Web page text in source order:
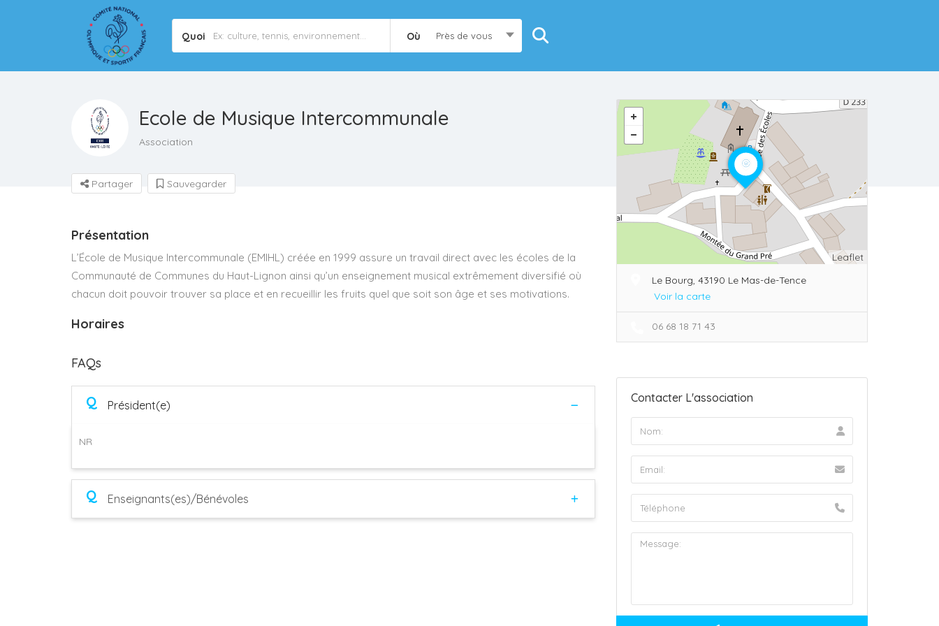
Quoi Où Près de vous
Ecole de Musique Intercommunale
Association
Partager Sauvegarder
Présentation
L’École de Musique Intercommunale (EMIHL) créée en 1999 assure un travail direct avec les écoles de la
Communauté de Communes du Haut-Lignon ainsi qu’un enseignement musical extrêmement diversifié où
chacun doit pouvoir trouver sa place et en recueillir les fruits quel que soit son âge et ses motivations.
Horaires
FAQs
Q Président(e)
NR
Q Enseignants(es)/Bénévoles
Leaflet
Le Bourg, 43190 Le Mas-de-Tence
Voir la carte
06 68 18 71 43
Contacter L'association